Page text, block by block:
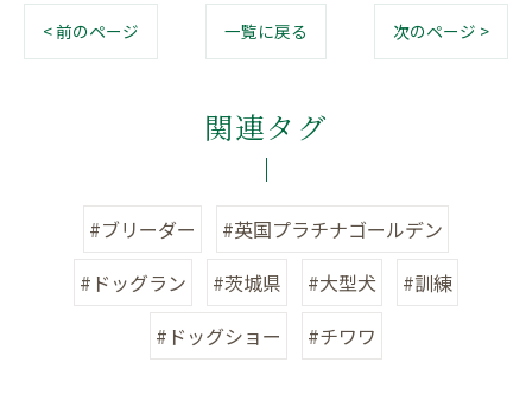
< 前のページ 一覧に戻る 次のページ >
関連タグ
#ブリーダー
#英国プラチナゴールデン
#ドッグラン
#茨城県 #大型犬
#訓練
#ドッグショー
#チワワ